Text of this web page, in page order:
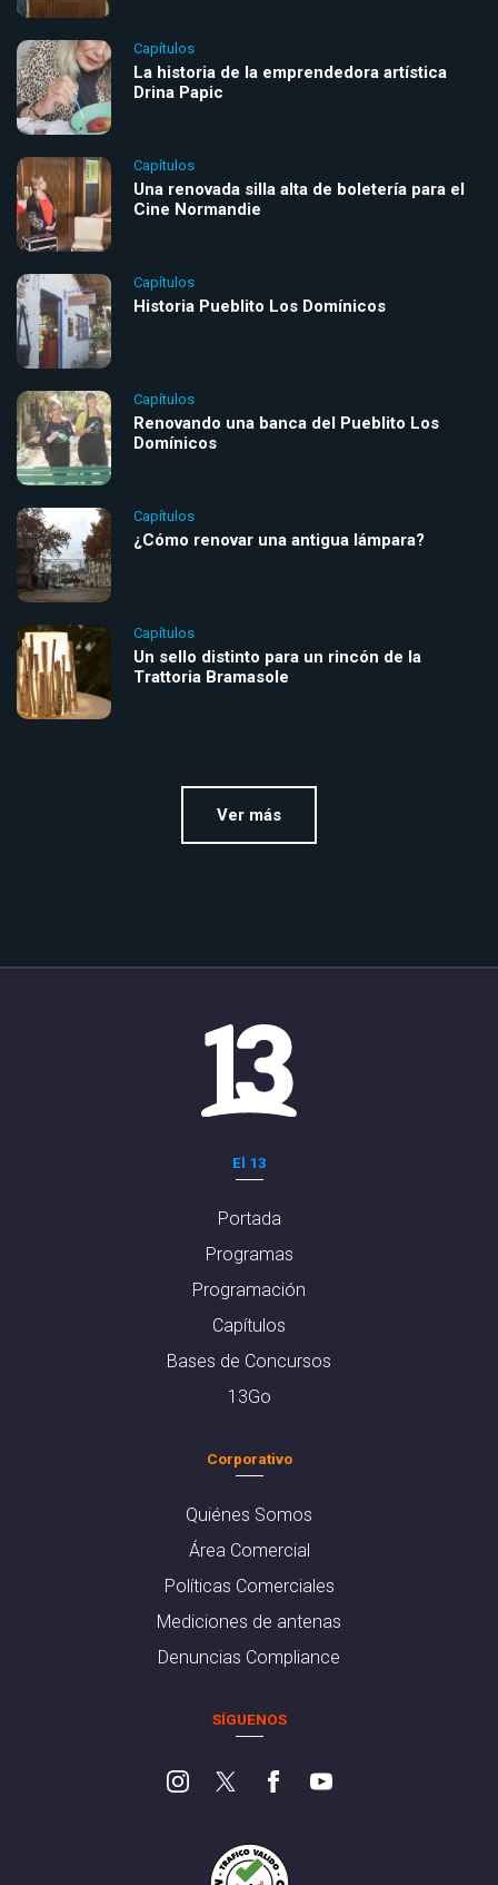
Capítulos
La historia de la emprendedora artística
Drina Papic
Capítulos
Una renovada silla alta de boletería para el
Cine Normandie
Capítulos
Historia Pueblito Los Domínicos
Capítulos
Renovando una banca del Pueblito Los
Domínicos
Capítulos
¿Cómo renovar una antigua lámpara?
Capítulos
Un sello distinto para un rincón de la
Trattoria Bramasole
Ver más
El 13
Portada
Programas
Programación
Capítulos
Bases de Concursos
13Go
Corporativo
Quiénes Somos
Área Comercial
Políticas Comerciales
Mediciones de antenas
Denuncias Compliance
SÍGUENOS